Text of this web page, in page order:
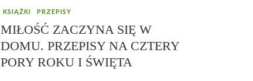
KSIĄŻKI PRZEPISY
MIŁOŚĆ ZACZYNA SIĘ W
DOMU. PRZEPISY NA CZTERY
PORY ROKU I ŚWIĘTA